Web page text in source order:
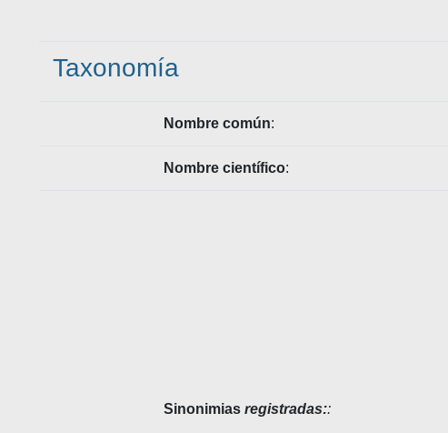
Taxonomía
Nombre común:
Nombre científico:
Sinonimias registradas::